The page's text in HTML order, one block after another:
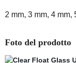
2 mm, 3 mm, 4 mm,
Foto del prodotto